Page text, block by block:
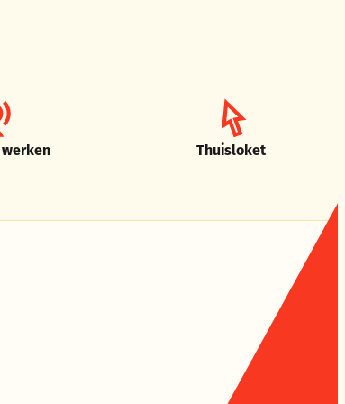
werken Thuisloket